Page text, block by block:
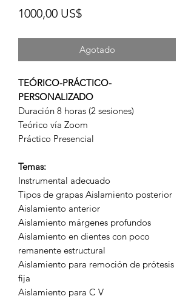
1000,00 US$Precio
Agotado
TEÓRICO-PRÁCTICO-
PERSONALIZADO
Duración 8 horas (2 sesiones)
Teórico vía Zoom
Práctico Presencial
Temas:
Instrumental adecuado
Tipos de grapas Aislamiento posterior
Aislamiento anterior
Aislamiento márgenes profundos
Aislamiento en dientes con poco
remanente estructural
Aislamiento para remoción de prótesis
fija
Aislamiento para C V